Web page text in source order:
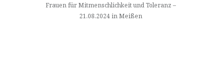
Frauen für Mitmenschlichkeit und Toleranz –
21.08.2024 in Meißen